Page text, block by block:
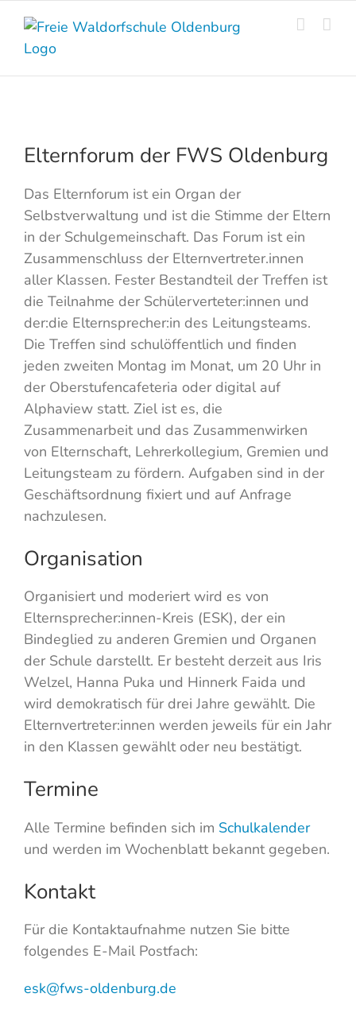
content
Elternforum der FWS Oldenburg
Das Elternforum ist ein Organ der
Selbstverwaltung und ist die Stimme der Eltern
in der Schulgemeinschaft. Das Forum ist ein
Zusammenschluss der Elternvertreter.innen
aller Klassen. Fester Bestandteil der Treffen ist
die Teilnahme der Schülerverteter:innen und
der:die Elternsprecher:in des Leitungsteams.
Die Treffen sind schulöffentlich und finden
jeden zweiten Montag im Monat, um 20 Uhr in
der Oberstufencafeteria oder digital auf
Alphaview statt. Ziel ist es, die
Zusammenarbeit und das Zusammenwirken
von Elternschaft, Lehrerkollegium, Gremien und
Leitungsteam zu fördern. Aufgaben sind in der
Geschäftsordnung fixiert und auf Anfrage
nachzulesen.
Organisation
Organisiert und moderiert wird es von
Elternsprecher:innen-Kreis (ESK), der ein
Bindeglied zu anderen Gremien und Organen
der Schule darstellt. Er besteht derzeit aus Iris
Welzel, Hanna Puka und Hinnerk Faida und
wird demokratisch für drei Jahre gewählt. Die
Elternvertreter:innen werden jeweils für ein Jahr
in den Klassen gewählt oder neu bestätigt.
Termine
Alle Termine befinden sich im Schulkalender
und werden im Wochenblatt bekannt gegeben.
Kontakt
Für die Kontaktaufnahme nutzen Sie bitte
folgendes E-Mail Postfach:
esk@fws-oldenburg.de